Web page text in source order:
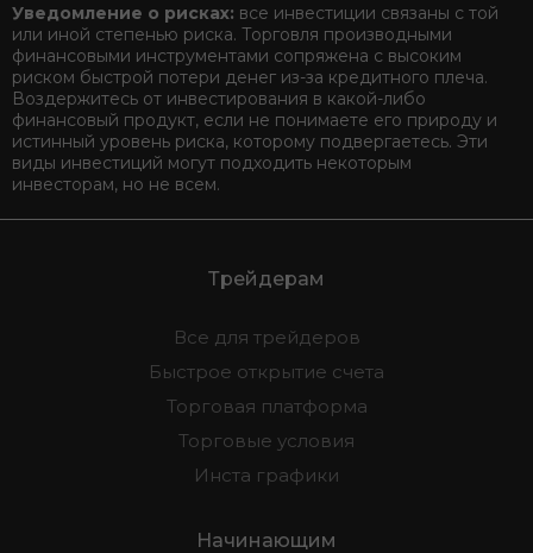
Уведомление о рисках: все инвестиции связаны с той
или иной степенью риска. Торговля производными
финансовыми инструментами сопряжена с высоким
риском быстрой потери денег из-за кредитного плеча.
Воздержитесь от инвестирования в какой-либо
финансовый продукт, если не понимаете его природу и
истинный уровень риска, которому подвергаетесь. Эти
виды инвестиций могут подходить некоторым
инвесторам, но не всем.
Трейдерам
Все для трейдеров
Быстрое открытие счета
Торговая платформа
Торговые условия
Инста графики
Начинающим